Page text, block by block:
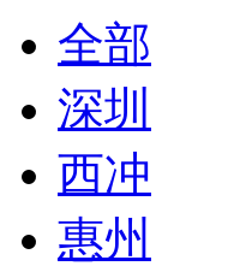
全部
深圳
西冲
惠州